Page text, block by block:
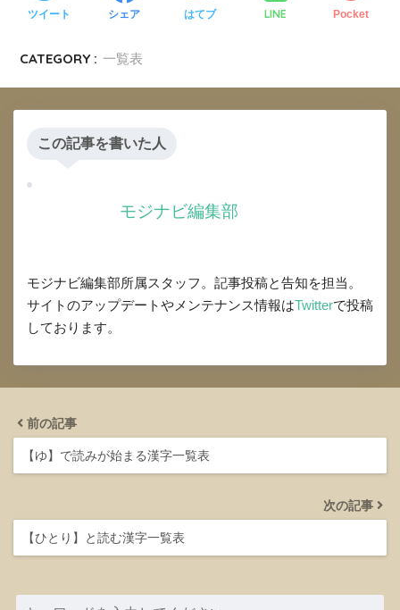
ツイート シェア はてブ LINE Pocket
CATEGORY : 一覧表
この記事を書いた人
モジナビ編集部
モジナビ編集部所属スタッフ。記事投稿と告知を担当。
サイトのアップデートやメンテナンス情報はTwitterで投稿
しております。
前の記事
【ゆ】で読みが始まる漢字一覧表
次の記事
【ひとり】と読む漢字一覧表